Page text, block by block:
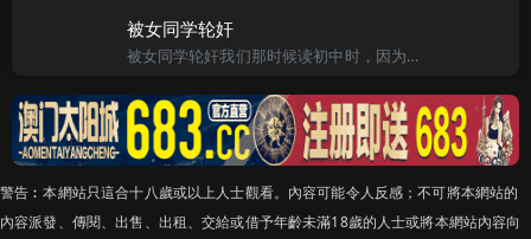
被女同学轮奸
被女同学轮奸我们那时候读初中时，因为家离学校比较远，所以一般都是住到学校�，到星期六下午才回家。那时候，学校规定男生不准进女生寝室，女生也不准进男生寝室，因此，女生们在寝室�就毫无顾及。记得是我上初
警告︰本網站只這合十八歲或以上人士觀看。內容可能令人反感；不可將本網站的
內容派發、傳閱、出售、出租、交給或借予年齡未滿18歲的人士或將本網站內容向